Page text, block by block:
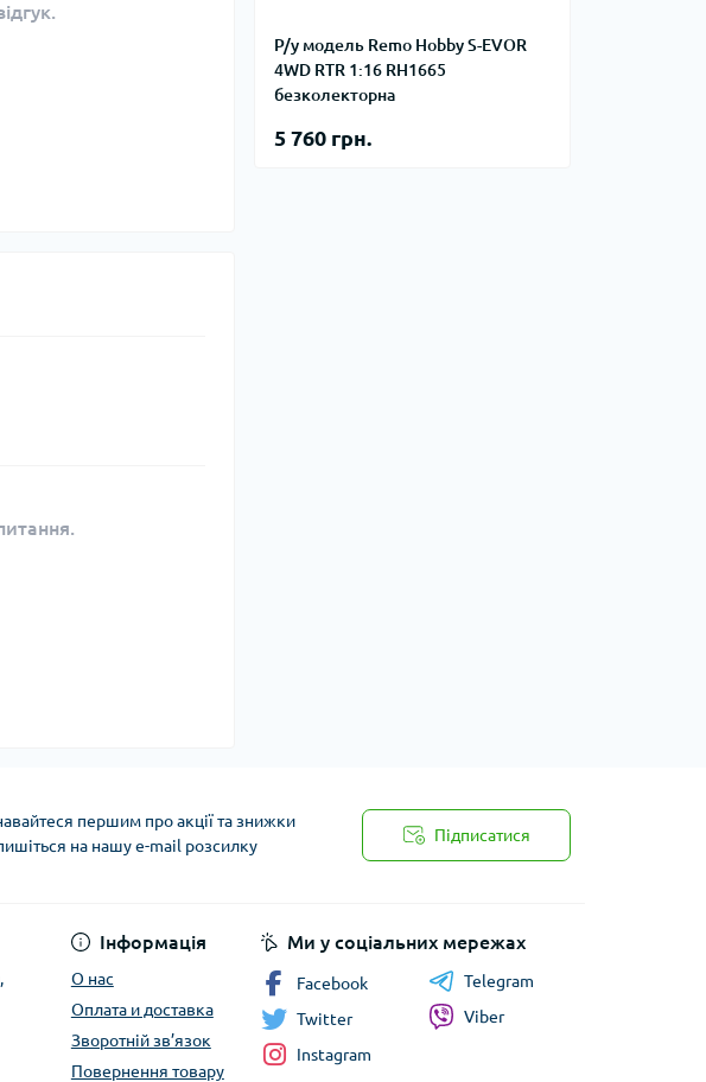
Р/у модель Remo Hobby S-EVOR
4WD RTR 1:16 RH1665
безколекторна
5 760 грн.
першим про акції та знижки
на нашу e-mail розсилку
Підписатися
Інформація
О нас
Оплата и доставка
Зворотній зв’язок
Повернення товару
Ми у соціальних мережах
Facebook
Twitter
Instagram
Telegram
Viber